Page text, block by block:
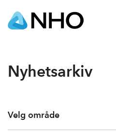
Nyhetsarkiv
Velg område